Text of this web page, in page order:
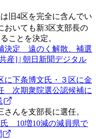
旧4区を完全に含んでい
おいても新3区支部長の
ことを決定。
決定 遠のく解散、補選
産] | 朝日新聞デジタル
に下条博文氏・３区に金
次期衆院選公認候補に
さんを支部長に選任。
10増10減の減員県で